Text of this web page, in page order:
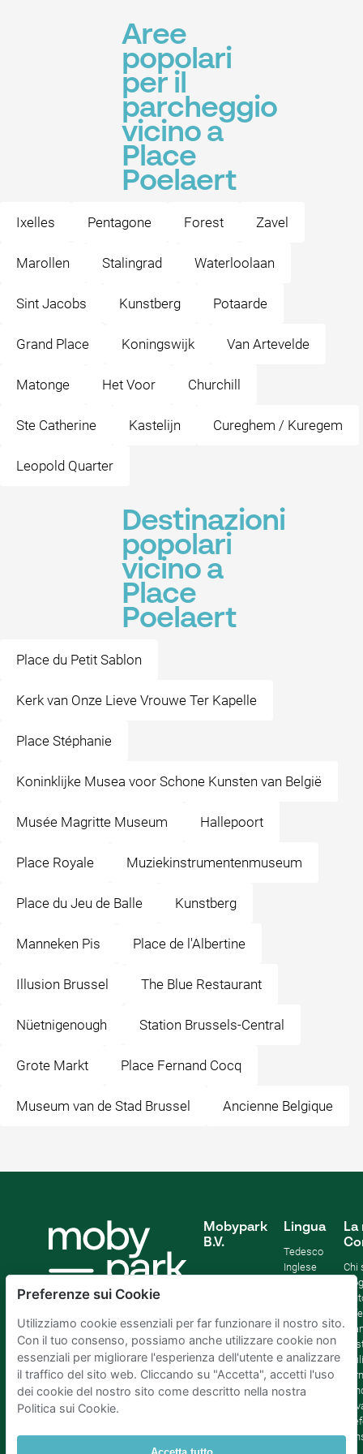
Aree
popolari
per il
parcheggio
vicino a
Place
Poelaert
Ixelles Pentagone Forest Zavel
Marollen Stalingrad Waterloolaan
Sint Jacobs Kunstberg Potaarde
Grand Place Koningswijk Van Artevelde
Matonge Het Voor Churchill
Ste Catherine Kastelijn Cureghem / Kuregem
Leopold Quarter
Destinazioni
popolari
vicino a
Place
Poelaert
Place du Petit Sablon
Kerk van Onze Lieve Vrouwe Ter Kapelle
Place Stéphanie
Koninklijke Musea voor Schone Kunsten van België
Musée Magritte Museum Hallepoort
Place Royale Muziekinstrumentenmuseum
Place du Jeu de Balle Kunstberg
Manneken Pis Place de l'Albertine
Illusion Brussel The Blue Restaurant
Nüetnigenough Station Brussels-Central
Grote Markt Place Fernand Cocq
Museum van de Stad Brussel Ancienne Belgique
Mobypark
B.V.
Lingua
Tedesco
Inglese
Olandese
La
Chi
Blog
Preferenze sui Cookie
Utilizziamo cookie essenziali per far funzionare il nostro sito.
Con il tuo consenso, possiamo anche utilizzare cookie non
essenziali per migliorare l'esperienza dell'utente e analizzare
il traffico del sito web. Cliccando su "Accetta", accetti l'uso
dei cookie del nostro sito come descritto nella nostra
Politica sui Cookie.